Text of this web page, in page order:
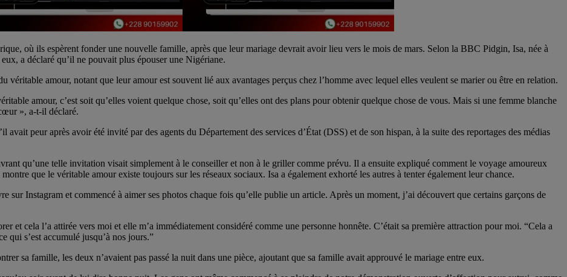
où ils espèrent fonder une nouvelle famille, après que leur mariage devrait avoir lieu vers le mois de mars. Selon la BBC Pidgin, Isa, née à
a déclaré qu’il ne pouvait plus épouser une Nigériane.
véritable amour, notant que leur amour est souvent lié aux avantages perçus chez l’homme avec lequel elles veulent se marier ou être en relation.
amour, c’est soit qu’elles voient quelque chose, soit qu’elles ont des plans pour obtenir quelque chose de vous. Mais si une femme blanche
», a-t-il déclaré.
peur après avoir été invité par des agents du Département des services d’État (DSS) et de son hispan, à la suite des reportages des médias
qu’une telle invitation visait simplement à le conseiller et non à le griller comme prévu. Il a ensuite expliqué comment le voyage amoureux
que le véritable amour existe toujours sur les réseaux sociaux. Isa a également exhorté les autres à tenter également leur chance.
sur Instagram et commencé à aimer ses photos chaque fois qu’elle publie un article. Après un moment, j’ai découvert que certains garçons de
et cela l’a attirée vers moi et elle m’a immédiatement considéré comme une personne honnête. C’était sa première attraction pour moi. “Cela a
qui s’est accumulé jusqu’à nos jours.”
sa famille, les deux n’avaient pas passé la nuit dans une pièce, ajoutant que sa famille avait approuvé le mariage entre eux.